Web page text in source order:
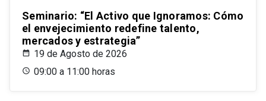
Seminario: “El Activo que Ignoramos: Cómo
el envejecimiento redefine talento,
mercados y estrategia”
19 de Agosto de 2026
09:00 a 11:00 horas